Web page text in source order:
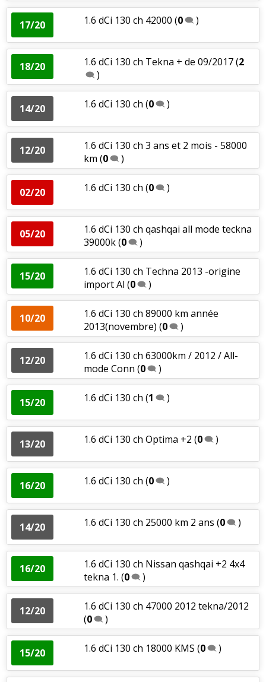
17/20 1.6 dCi 130 ch 42000 (0 )
18/20 1.6 dCi 130 ch Tekna + de 09/2017(2
)
14/20 1.6 dCi 130 ch (0 )
12/20
1.6 dCi 130 ch 3 ans et 2 mois - 58000
km (0 )
02/20 1.6 dCi 130 ch (0 )
05/20
1.6 dCi 130 ch qashqai all mode teckna
39000k(0 )
15/20
1.6 dCi 130 ch Techna 2013 -origine
import Al (0 )
10/20
1.6 dCi 130 ch 89000 km année
2013(novembre) (0 )
12/20
1.6 dCi 130 ch 63000km / 2012 / All-
mode Conn (0 )
15/20 1.6 dCi 130 ch (1 )
13/20 1.6 dCi 130 ch Optima +2 (0 )
16/20 1.6 dCi 130 ch (0 )
14/20 1.6 dCi 130 ch 25000 km 2 ans (0 )
16/20
1.6 dCi 130 ch Nissan qashqai +2 4x4
tekna 1. (0 )
12/20
1.6 dCi 130 ch 47000 2012 tekna/2012
(0 )
15/20 1.6 dCi 130 ch 18000 KMS (0 )